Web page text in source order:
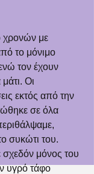
χρονών με
το μόνιμο
τον έχουν
Οι
εκτός από την
σε όλα
συκώτι του.
μόνος του
υγρό τάφο